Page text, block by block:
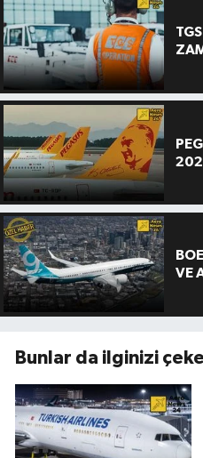
VE
Bunlar da ilginizi